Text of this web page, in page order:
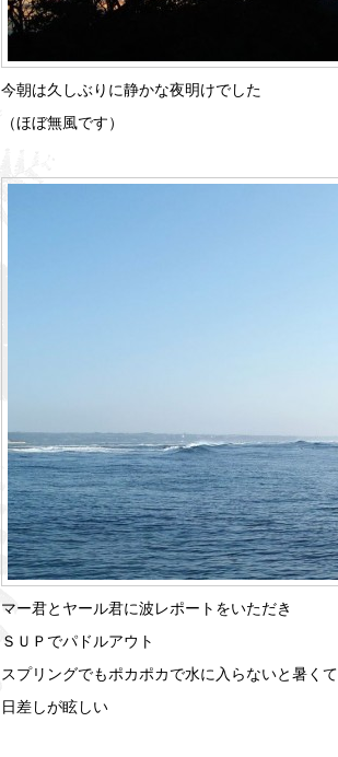
今朝は久しぶりに静かな夜明けでした
（ほぼ無風です）
マー君とヤール君に波レポートをいただき
ＳＵＰでパドルアウト
スプリングでもポカポカで水に入らないと暑くて
日差しが眩しい